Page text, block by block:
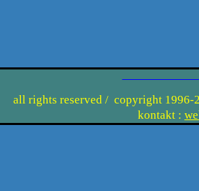
all rights reserved / copyright 1996-
kontakt :